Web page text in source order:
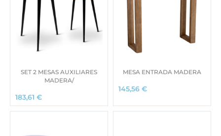
SET 2 MESAS AUXILIARES
MADERA/
183,61 €
MESA ENTRADA MADERA
145,56 €